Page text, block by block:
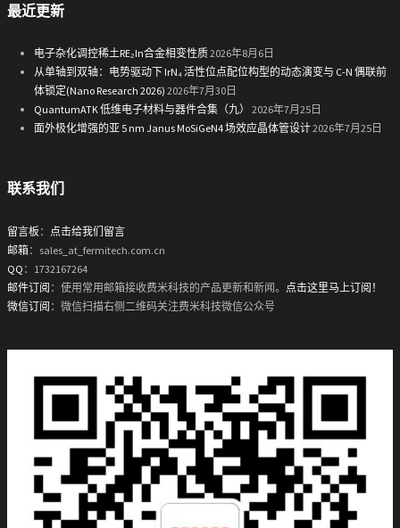
最近更新
电子杂化调控稀土RE₂In合金相变性质2026年8月6日
从单轴到双轴：电势驱动下 IrN₄ 活性位点配位构型的动态演变与 C-N 偶联前
体锁定(Nano Research 2026) 2026年7月30日
QuantumATK 低维电子材料与器件合集（九）
2026年7月25日
面外极化增强的亚 5 nm Janus MoSiGeN4 场效应晶体管设计2026年7月25日
联系我们
留言板 ： 点击给我们留言
邮箱：sales_at_fermitech.com.cn
QQ ：1732167264
邮件订阅 ：使用常用邮箱接收费米科技的产品更新和新闻。 点击这里马上订阅！
微信订阅 ：微信扫描右侧二维码关注费米科技微信公众号